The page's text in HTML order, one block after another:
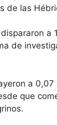
de las
a
de
a
que